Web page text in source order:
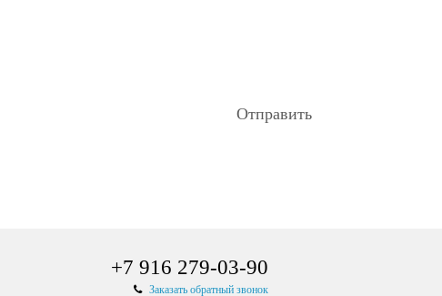
Отправить
+7 916 279-03-90
Заказать обратный звонок